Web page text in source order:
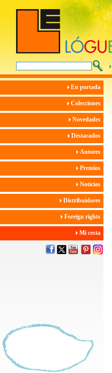
En portada
Colecciones
Novedades
Destacados
Autores
Premios
Noticias
Distribuidores
Foreign rights
Mi cesta